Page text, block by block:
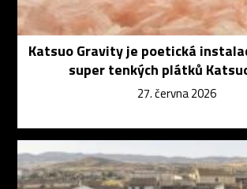
Katsuo Gravity je poetická
super tenkých plátků
27. června 2026